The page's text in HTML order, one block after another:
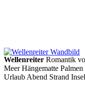
Wellenreiter Romantik
Meer Hängematte
Urlaub Abend Strand